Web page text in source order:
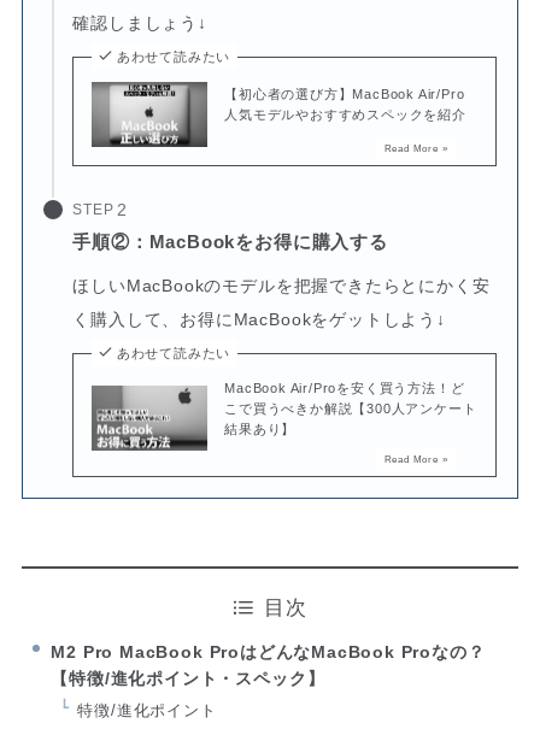
確認しましょう↓
あわせて読みたい
【初心者の選び方】MacBook Air/Pro
人気モデルやおすすめスペックを紹介
STEP
手順②：MacBookをお得に購入する
ほしいMacBookのモデルを把握できたらとにかく安
く購入して、お得にMacBookをゲットしよう↓
あわせて読みたい
MacBook Air/Proを安く買う方法！ど
こで買うべきか解説【300人アンケート
結果あり】
目次
M2 Pro MacBook ProはどんなMacBook Proなの？
【特徴/進化ポイント・スペック】
特徴/進化ポイント